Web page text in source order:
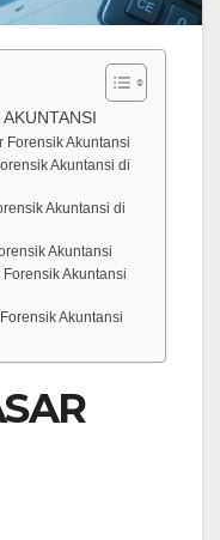
Forensik Akuntansi
Akuntansi di
Akuntansi di
Akuntansi
Akuntansi
Akuntansi